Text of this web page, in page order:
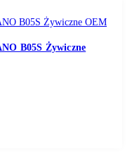
B05S Żywiczne